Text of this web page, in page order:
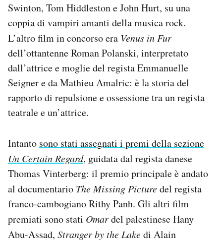
Area Personale
Newsletter
Notifiche mobile
Regala il Post
Hai bisogno di aiuto?
Swinton, Tom Hiddleston e John Hurt, su una
coppia di vampiri amanti della musica rock.
L’altro film in concorso era Venus in Fur
dell’ottantenne Roman Polanski, interpretato
dall’attrice e moglie del regista Emmanuelle
Seigner e da Mathieu Amalric: è la storia del
rapporto di repulsione e ossessione tra un regista
teatrale e un’attrice.
Intanto sono stati assegnati i premi della sezione
Un Certain Regard, guidata dal regista danese
Thomas Vinterberg: il premio principale è andato
al documentario The Missing Picturedel regista
franco-cambogiano Rithy Panh. Gli altri film
premiati sono stati Omardel palestinese Hany
Abu-Assad, Stranger by the Lakedi Alain